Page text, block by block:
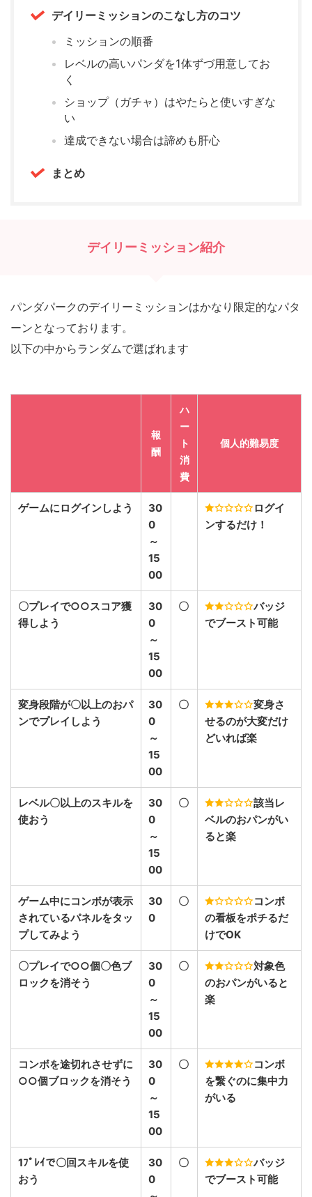
デイリーミッションのこなし方のコツ
ミッションの順番
レベルの高いパンダを1体ずづ用意してお
く
ショップ（ガチャ）はやたらと使いすぎな
い
達成できない場合は諦めも肝心
まとめ
デイリーミッション紹介
パンダパークのデイリーミッションはかなり限定的なパタ
ーンとなっております。
以下の中からランダムで選ばれます
報
酬
ハ
ー
ト
消
費
個人的難易度
ゲームにログインしよう
30
0
～
15
00
ログイ
ンするだけ！
〇プレイで○○スコア獲
得しよう
30
0
～
15
00
〇
バッジ
でブースト可能
変身段階が〇以上のおパ
ンでプレイしよう
30
0
～
15
00
〇
変身さ
せるのが大変だけ
どいれば楽
レベル〇以上のスキルを
使おう
30
0
～
15
00
〇
該当レ
ベルのおパンがい
ると楽
ゲーム中にコンボが表示
されているパネルをタッ
プしてみよう
30
0
〇
コンボ
の看板をポチるだ
けでOK
〇プレイで○○個〇色ブ
ロックを消そう
30
0
～
15
00
〇
対象色
のおパンがいると
楽
コンボを途切れさせずに
○○個ブロックを消そう
30
0
～
15
00
〇
コンボ
を繋ぐのに集中力
がいる
1ﾌﾟﾚｲで〇回スキルを使
おう
30
0
〇
バッジ
でブースト可能